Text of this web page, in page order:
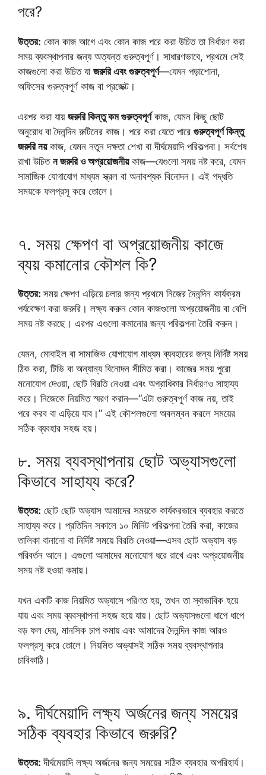
পরে?
উত্তর: কোন কাজ আগে এবং কোন কাজ পরে করা উচিত তা নির্ধারণ করা
সময় ব্যবস্থাপনার জন্য অত্যন্ত গুরুত্বপূর্ণ। সাধারণভাবে, প্রথমে সেই
কাজগুলো করা উচিত যা জরুরি এবং গুরুত্বপূর্ণ—যেমন পড়াশোনা,
অফিসের গুরুত্বপূর্ণ কাজ বা প্রজেক্ট।
এরপর করা যায় জরুরি কিন্তু কম গুরুত্বপূর্ণকাজ, যেমন কিছু ছোট
অনুরোধ বা দৈনন্দিন রুটিনের কাজ। পরে করা যেতে পারে গুরুত্বপূর্ণ কিন্তু
জরুরি নয়কাজ, যেমন নতুন দক্ষতা শেখা বা দীর্ঘমেয়াদি পরিকল্পনা। সর্বশেষ
রাখা উচিত ন জরুরি ও অপ্রয়োজনীয়কাজ—যেগুলো সময় নষ্ট করে, যেমন
সামাজিক যোগাযোগ মাধ্যম স্ক্রল বা অনাবশ্যক বিনোদন। এই পদ্ধতি
সময়কে ফলপ্রসূ করে তোলে।
৭. সময় ক্ষেপণ বা অপ্রয়োজনীয় কাজে
ব্যয় কমানোর কৌশল কি?
উত্তর: সময় ক্ষেপণ এড়িয়ে চলার জন্য প্রথমে নিজের দৈনন্দিন কার্যক্রম
পর্যবেক্ষণ করা জরুরি। লক্ষ্য করুন কোন কাজগুলো অপ্রয়োজনীয় বা বেশি
সময় নষ্ট করছে। এরপর এগুলো কমানোর জন্য পরিকল্পনা তৈরি করুন।
যেমন, মোবাইল বা সামাজিক যোগাযোগ মাধ্যম ব্যবহারের জন্য নির্দিষ্ট সময়
ঠিক করা, টিভি বা অন্যান্য বিনোদন সীমিত করা। কাজের সময় পুরো
মনোযোগ দেওয়া, ছোট বিরতি নেওয়া এবং অগ্রাধিকার নির্ধারণও সাহায্য
করে। নিজেকে নিয়মিত স্মরণ করান—“এটা গুরুত্বপূর্ণ কাজ নয়, তাই
পরে করব বা এড়িয়ে যাব।” এই কৌশলগুলো অবলম্বন করলে সময়ের
সঠিক ব্যবহার সহজ হয়।
৮. সময় ব্যবস্থাপনায় ছোট অভ্যাসগুলো
কিভাবে সাহায্য করে?
উত্তর: ছোট ছোট অভ্যাস আমাদের সময়কে কার্যকরভাবে ব্যবহার করতে
সাহায্য করে। প্রতিদিন সকালে ১০ মিনিট পরিকল্পনা তৈরি করা, কাজের
তালিকা বানানো বা নির্দিষ্ট সময়ে বিরতি নেওয়া—এসব ছোট অভ্যাস বড়
পরিবর্তন আনে। এগুলো আমাদের মনোযোগ ধরে রাখে এবং অপ্রয়োজনীয়
সময় নষ্ট হওয়া কমায়।
যখন একটি কাজ নিয়মিত অভ্যাসে পরিণত হয়, তখন তা স্বাভাবিক হয়ে
যায় এবং সময় ব্যবস্থাপনা সহজ হয়ে যায়। ছোট অভ্যাসগুলো ধাপে ধাপে
বড় ফল দেয়, মানসিক চাপ কমায় এবং আমাদের দৈনন্দিন কাজ আরও
ফলপ্রসূ করে তোলে। নিয়মিত অভ্যাসই সঠিক সময় ব্যবস্থাপনার
চাবিকাঠি।
৯. দীর্ঘমেয়াদি লক্ষ্য অর্জনের জন্য সময়ের
সঠিক ব্যবহার কিভাবে জরুরি?
উত্তর:দীর্ঘমেয়াদি লক্ষ্য অর্জনের জন্য সময়ের সঠিক ব্যবহার অপরিহার্য।